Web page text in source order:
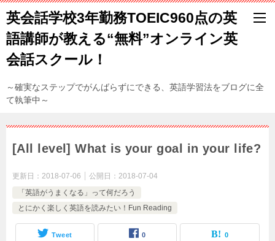
英会話学校3年勤務TOEIC960点の英
語講師が教える“無料”オンライン英
会話スクール！
～確実なステップでがんばらずにできる、英語学習法をブログに全
て執筆中～
[All level] What is your goal in your life?
更新日： 2018-07-06 公開日： 2018-07-04
「英語がうまくなる」って何だろう
とにかく楽しく英語を読みたい！Fun Reading
Tweet 0 0